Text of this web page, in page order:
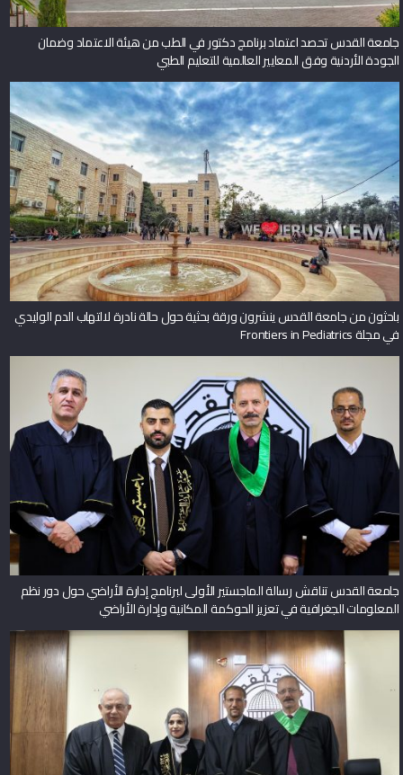
جامعة القدس تحصد اعتماد برنامج دكتور في الطب من هيئة الاعتماد وضمان
الجودة الأردنية وفق المعايير العالمية للتعليم الطبي
باحثون من جامعة القدس ينشرون ورقة بحثية حول حالة نادرة لالتهاب الدم الوليدي
في مجلة Frontiers in Pediatrics
جامعة القدس تناقش رسالة الماجستير الأولى لبرنامج إدارة الأراضي حول دور نظم
المعلومات الجغرافية في تعزيز الحوكمة المكانية وإدارة الأراضي